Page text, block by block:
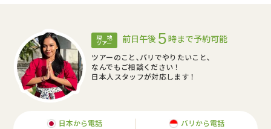
現 地
ツアー 前日午後 5時まで予約可能
ツアーのこと､バリでやりたいこと､
なんでもご相談ください！
日本人スタッフが対応します！
日本から電話 バリから電話